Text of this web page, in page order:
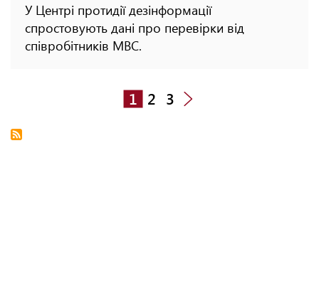
У Центрі протидії дезінформації
спростовують дані про перевірки від
співробітників МВС.
1 2 3